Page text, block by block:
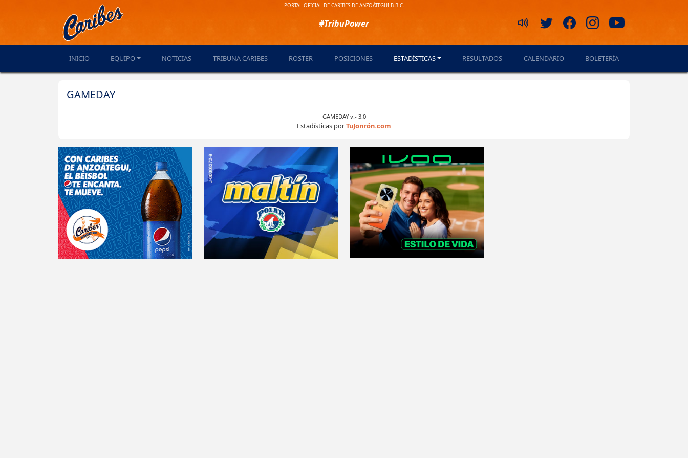
PORTAL OFICIAL DE CARIBES DE ANZOÁTEGUI B.B.C.
#TribuPower
INICIO EQUIPO NOTICIAS TRIBUNA CARIBES ROSTER POSICIONES ESTADÍSTICAS RESULTADOS CALENDARIO BOLETERÍA
GAMEDAY
GAMEDAY v.- 3.0
Estadísticas porTuJonrón.com